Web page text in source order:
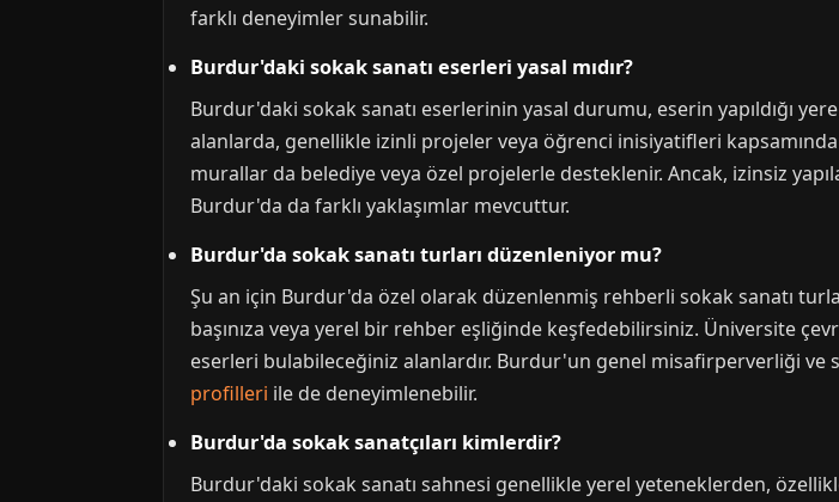
farklı deneyimler sunabilir.
Burdur'daki sokak sanatı eserleri yasal mıdır?
Burdur'daki sokak sanatı eserlerinin yasal durumu, eserin yapıldığı
alanlarda, genellikle izinli projeler veya öğrenci inisiyatifleri
murallar da belediye veya özel projelerle desteklenir. Ancak, izinsiz
Burdur'da da farklı yaklaşımlar mevcuttur.
Burdur'da sokak sanatı turları düzenleniyor mu?
Şu an için Burdur'da özel olarak düzenlenmiş rehberli sokak sanatı
başınıza veya yerel bir rehber eşliğinde keşfedebilirsiniz. Üniversite
eserleri bulabileceğiniz alanlardır. Burdur'un genel misafirperverliği ve
profilleri ile de deneyimlenebilir.
Burdur'da sokak sanatçıları kimlerdir?
Burdur'daki sokak sanatı sahnesi genellikle yerel yeteneklerden,